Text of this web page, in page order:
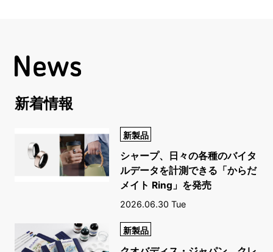
新着情報
新製品
シャープ、日々の各種のバイタ
ルデータを計測できる「からだ
メイト Ring」を発売
2026.06.30 Tue
新製品